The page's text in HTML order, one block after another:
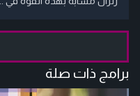
برامج ذات صلة